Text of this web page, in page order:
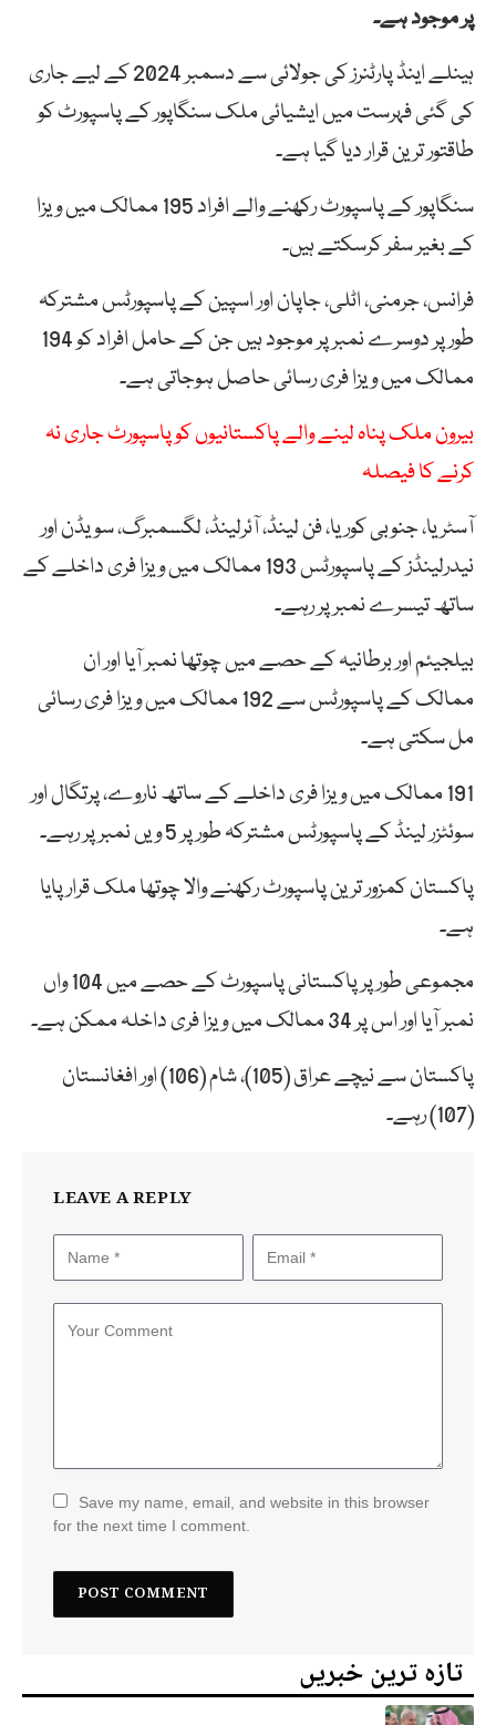
پر موجود ہے۔
ہینلے اینڈ پارٹنرز کی جولائی سے دسمبر 2024 کے لیے جاری
کی گئی فہرست میں ایشیائی ملک سنگاپور کے پاسپورٹ کو
طاقتور ترین قرار دیا گیا ہے۔
سنگاپور کے پاسپورٹ رکھنے والے افراد 195 ممالک میں ویزا
کے بغیر سفر کرسکتے ہیں۔
فرانس، جرمنی، اٹلی، جاپان اور اسپین کے پاسپورٹس مشترکہ
طور پر دوسرے نمبر پر موجود ہیں جن کے حامل افراد کو 194
ممالک میں ویزا فری رسائی حاصل ہوجاتی ہے۔
بیرون ملک پناہ لینے والے پاکستانیوں کو پاسپورٹ جاری نہ
کرنے کا فیصلہ
آسٹریا، جنوبی کوریا، فن لینڈ، آئرلینڈ، لگسمبرگ، سویڈن اور
نیدرلینڈز کے پاسپورٹس 193 ممالک میں ویزا فری داخلے کے
ساتھ تیسرے نمبر پر رہے۔
بیلجیئم اور برطانیہ کے حصے میں چوتھا نمبر آیا اور ان
ممالک کے پاسپورٹس سے 192 ممالک میں ویزا فری رسائی
مل سکتی ہے۔
191 ممالک میں ویزا فری داخلے کے ساتھ ناروے، پرتگال اور
سوئٹزر لینڈ کے پاسپورٹس مشترکہ طور پر 5 ویں نمبر پر رہے۔
پاکستان کمزور ترین پاسپورٹ رکھنے والا چوتھا ملک قرار پایا
ہے۔
مجموعی طور پر پاکستانی پاسپورٹ کے حصے میں 104 واں
نمبر آیا اور اس پر 34 ممالک میں ویزا فری داخلہ ممکن ہے۔
پاکستان سے نیچے عراق (105)، شام (106) اور افغانستان
(107) رہے۔
LEAVE A REPLY
Save my name, email, and website in this browser
for the next time I comment.
تازہ ترین خبریں